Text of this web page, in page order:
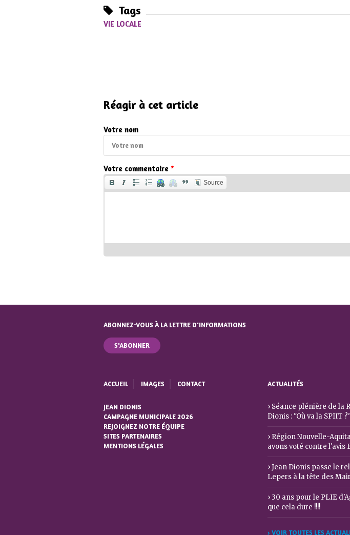
Tags
VIE LOCALE
Réagir à cet article
Votre nom
Votre commentaire *
Source
ABONNEZ-VOUS À LA LETTRE D'INFORMATIONS
S'ABONNER
ACCUEIL IMAGES CONTACT
JEAN DIONIS
CAMPAGNE MUNICIPALE 2026
REJOIGNEZ NOTRE ÉQUIPE
SITES PARTENAIRES
MENTIONS LÉGALES
ACTUALITÉS
Séance plénière de la
Dionis : "Où va la SPIIT
Région Nouvelle-
avons voté contre l'avis
Jean Dionis passe le
Lepers à la tête des
30 ans pour le PLIE
que cela dure !!!!
› VOIR TOUTES LES